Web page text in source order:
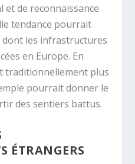
et de reconnaissance
tendance pourrait
les infrastructures
en Europe. En
traditionnellement plus
pourrait donner le
des sentiers battus.
ÉTRANGERS